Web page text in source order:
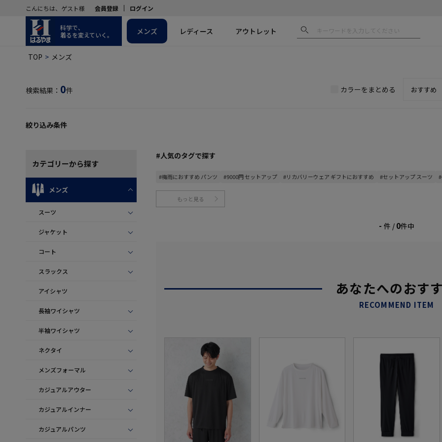
こんにちは、ゲスト様 会員登録 ログイン
科学で、
着るを変えていく。
メンズ レディース アウトレット
TOP メンズ
検索結果： 0件 カラーをまとめる
絞り込み条件
カテゴリーから探す
メンズ
スーツ
ジャケット
コート
スラックス
アイシャツ
長袖ワイシャツ
半袖ワイシャツ
ネクタイ
メンズフォーマル
カジュアルアウター
カジュアルインナー
カジュアルパンツ
#人気のタグで探す
#梅雨におすすめ パンツ #9000円 セットアップ #リカバリーウェア ギフトにおすすめ #セットアップ スーツ
もっと見る
- 件 / 0件中
あなたへのおす
RECOMMEND ITEM